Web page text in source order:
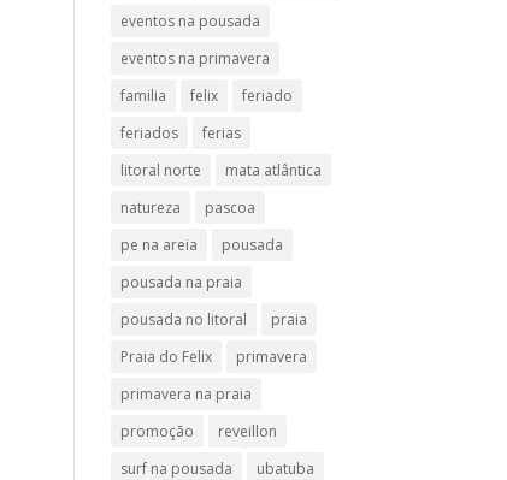
eventos na pousada
eventos na primavera
familia
felix
feriado
feriados
ferias
litoral norte
mata atlântica
natureza
pascoa
pe na areia
pousada
pousada na praia
pousada no litoral
praia
Praia do Felix
primavera
primavera na praia
promoção
reveillon
surf na pousada
ubatuba